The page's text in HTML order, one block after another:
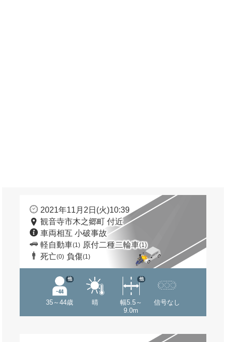
2021年11月2日(火)10:39
観音寺市木之郷町 付近
車両相互 小破事故
軽自動車(1) 原付二種二輪車(1)
死亡(0) 負傷(1)
35～44歳
他
晴
幅5.5～
9.0m
他
信号なし